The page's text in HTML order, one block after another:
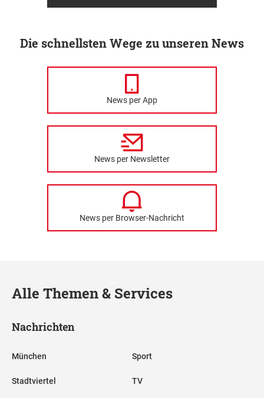
Die schnellsten Wege zu unseren News
News per App
News per Newsletter
News per Browser-Nachricht
Alle Themen & Services
Nachrichten
München
Stadtviertel
Sport
TV